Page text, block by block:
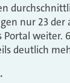
nur 23 der
weiter.
deutlich